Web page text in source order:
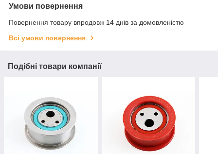
Умови повернення
Повернення товару впродовж 14 днів за домовленістю
Всі умови повернення
Подібні товари компанії